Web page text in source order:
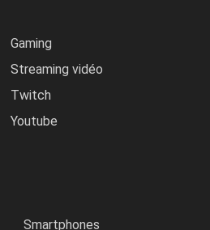
Gaming
Streaming vidéo
Twitch
Youtube
Smartphones